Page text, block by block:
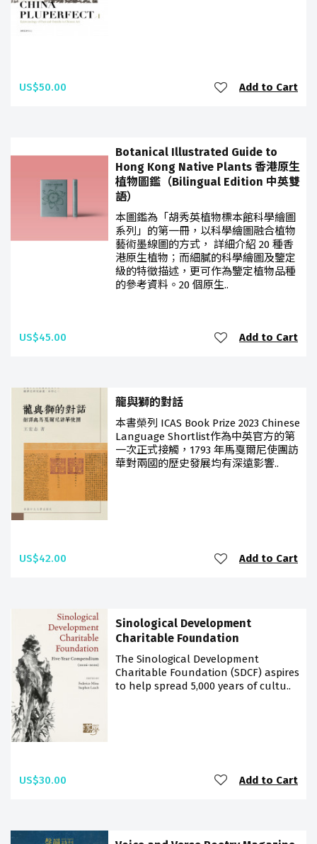
US$50.00 Add to Cart
Botanical Illustrated Guide to
Hong Kong Native Plants 香港原生
植物圖鑑（Bilingual Edition 中英雙
語）
本圖鑑為「胡秀英植物標本館科學繪圖
系列」的第一冊，以科學繪圖融合植物
藝術墨線圖的方式， 詳細介紹 20 種香
港原生植物；而細膩的科學繪圖及鑒定
級的特徵描述，更可作為鑒定植物品種
的參考資料。20 個原生..
US$45.00 Add to Cart
龍與獅的對話
本書榮列 ICAS Book Prize 2023 Chinese
Language Shortlist作為中英官方的第
一次正式接觸，1793 年馬戛爾尼使團訪
華對兩國的歷史發展均有深遠影響..
US$42.00 Add to Cart
Sinological Development
Charitable Foundation
The Sinological Development
Charitable Foundation (SDCF) aspires
to help spread 5,000 years of cultu..
US$30.00 Add to Cart